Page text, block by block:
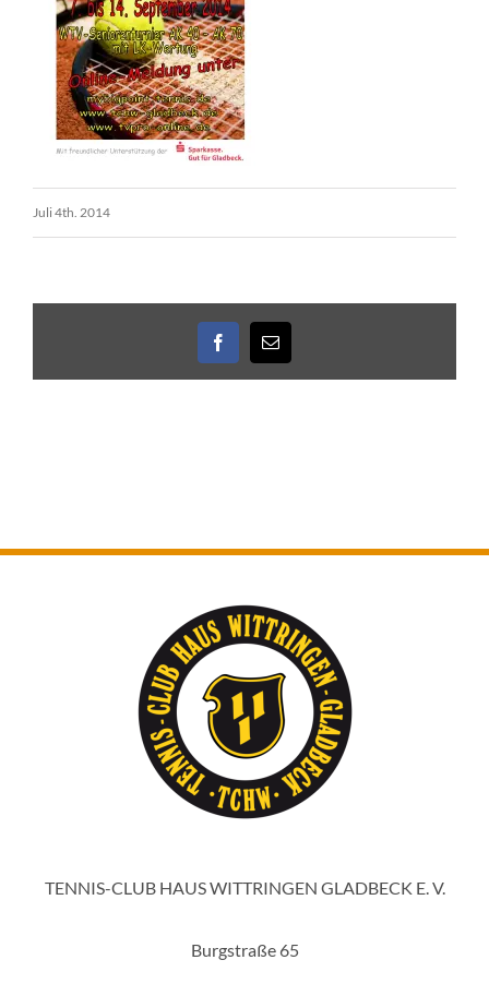
Juli 4th. 2014
Facebook
E-
Mail
TENNIS-CLUB HAUS WITTRINGEN GLADBECK E. V.
Burgstraße 65